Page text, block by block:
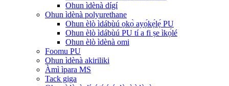
Ohun ìdènà dígí
Ohun ìdènà polyurethane
Ohun èlò ìdábùú ọkọ̀ ayọ́kẹ́lẹ́ PU
Ohun èlò ìdábùú PU tí a fi ṣe ìkọ́lé
Ohun èlò ìdènà omi
Foomu PU
Ohun ìdènà akiriliki
Àmì ìpara MS
Tack giga